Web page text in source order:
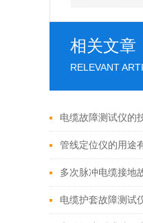
相关文章
RELEVANT
电缆故障测试仪的
管线定位仪的用途
电缆护套故障测试